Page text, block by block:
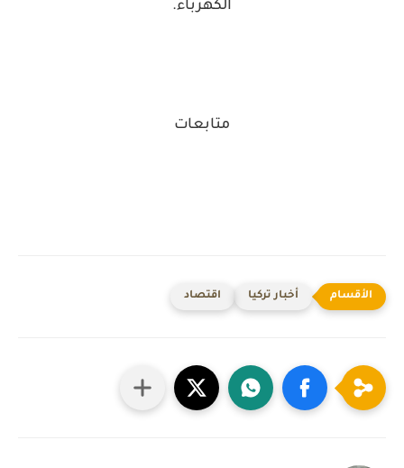
الكهرباء.
متابعات
أخبار تركيا اقتصاد